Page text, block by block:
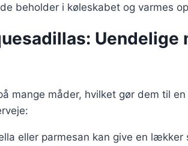
beholder i køleskabet og varmes
Uendelige
mange måder, hvilket gør dem til
eller parmesan kan give en lækker